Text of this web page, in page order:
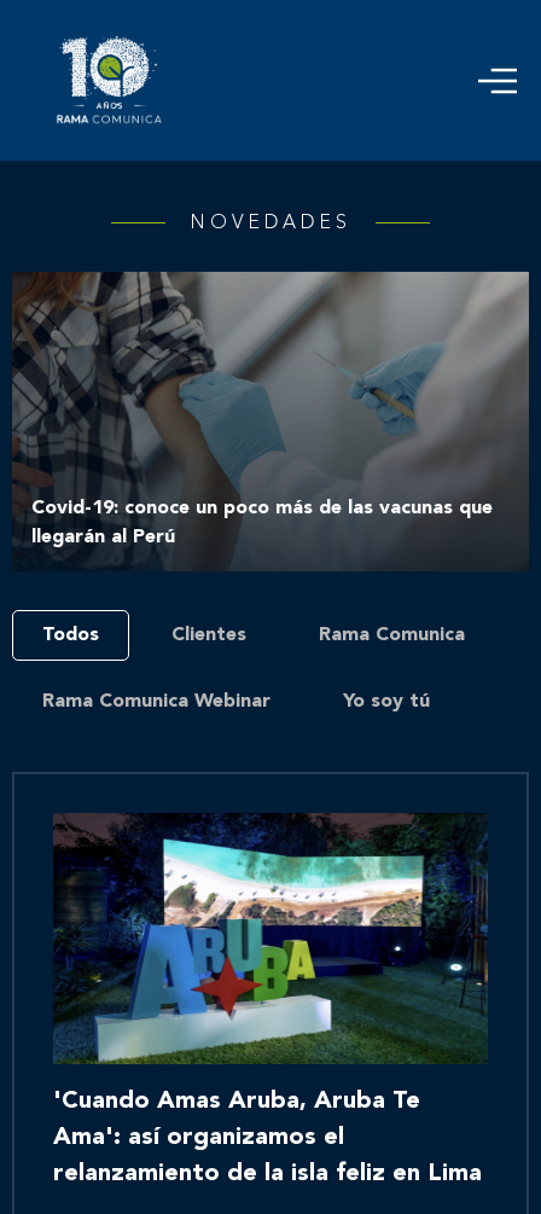
NOVEDADES
Covid-19: conoce un poco más de las vacunas que
llegarán al Perú
Todos Clientes Rama Comunica
Rama Comunica Webinar Yo soy tú
'Cuando Amas Aruba, Aruba Te
Ama': así organizamos el
relanzamiento de la isla feliz en Lima